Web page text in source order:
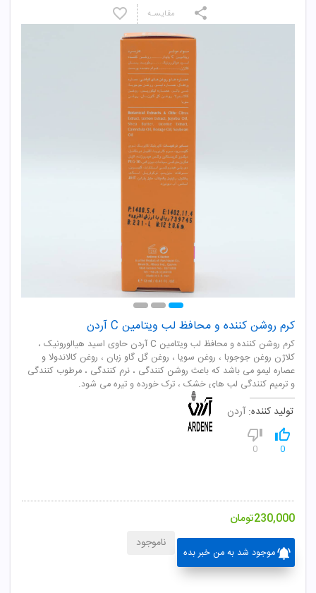
کرم روشن کننده و محافظ لب ویتامین C آردن
کرم روشن کننده و محافظ لب ویتامین C آردن حاوی اسید هیالورونیک ،
کلاژن روغن جوجوبا ، روغن سویا ، روغن گل گاو زبان ، روغن کالاندولا و
عصاره لیمو می باشد که باعث روشن کنندگی ، نرم کنندگی ، مرطوب کنندگی
و ترمیم کنندگی لب های خشک ، ترک خورده و تیره می شود.
تولید کننده: آردن
0
0
230,000تومان
موجود شد به من خبر بده
ناموجود
مقایسـه